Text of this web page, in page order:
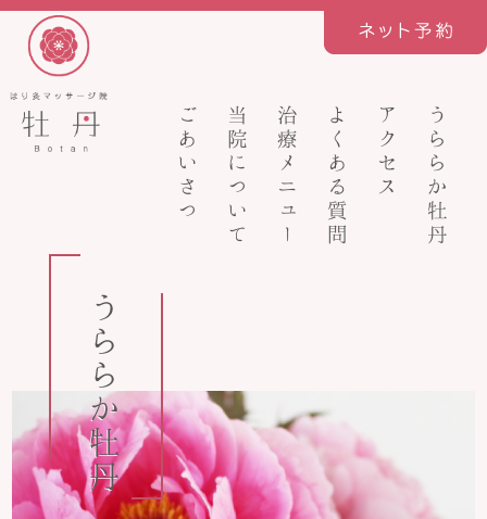
ごあいさつ 当院について 治療メニュー よくある質問 アクセス うららか牡丹
うららか牡丹